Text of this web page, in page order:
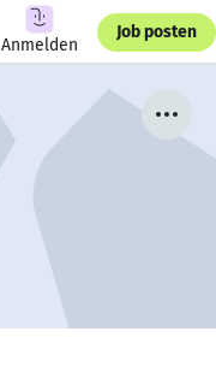
Anmelden
Job posten